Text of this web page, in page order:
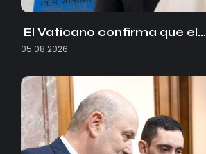
El Vaticano confirma que el…
05.08.2026